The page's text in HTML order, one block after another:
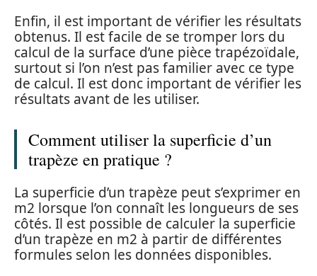
Enfin, il est important de vérifier les résultats
obtenus. Il est facile de se tromper lors du
calcul de la surface d’une pièce trapézoïdale,
surtout si l’on n’est pas familier avec ce type
de calcul. Il est donc important de vérifier les
résultats avant de les utiliser.
Comment utiliser la superficie d’un
trapèze en pratique ?
La superficie d’un trapèze peut s’exprimer en
m2 lorsque l’on connaît les longueurs de ses
côtés. Il est possible de calculer la superficie
d’un trapèze en m2 à partir de différentes
formules selon les données disponibles.